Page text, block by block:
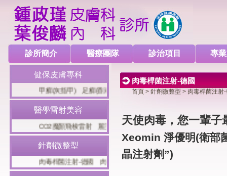
診所簡介 醫療團隊 診治項目 專
健保皮膚專科
醫學雷射美容
針劑微整型
甲癬(灰指甲) 足癬(香港腳) 冬季濕疹(乾燥性濕疹) 病毒疣 脂
CO2魔顏飛梭雷射 麗芙音波(Liftsonic) 十倍電波 八倍淨膚雷射
肉毒桿菌注射-德國 肉毒桿菌注射-德國 玻尿酸局部注射
肉毒桿菌注射-德國
首頁 > 針劑微整型 > 肉毒桿菌注射
天使肉毒，您一輩子
Xeomin 淨優明(衛部
晶注射劑”)